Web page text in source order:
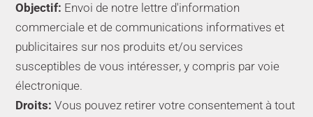
Objectif: Envoi de notre lettre d'information
commerciale et de communications informatives et
publicitaires sur nos produits et/ou services
susceptibles de vous intéresser, y compris par voie
électronique.
Droits: Vous pouvez retirer votre consentement à tout